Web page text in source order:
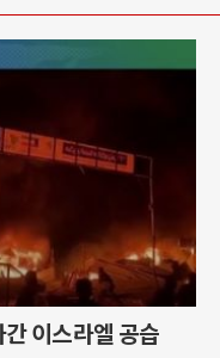
이스라엘 공습